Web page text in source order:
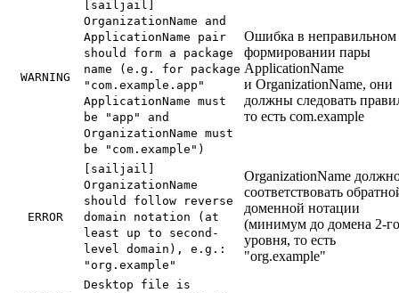
WARNING
[sailjail]
OrganizationName and
ApplicationName pair
should form a package
name (e.g. for package
"com.example.app"
ApplicationName must
be "app" and
OrganizationName must
be "com.example")
Ошибка в неправильном
формировании пары
ApplicationName
и OrganizationName, они
должны следовать
то есть com.example
ERROR
[sailjail]
OrganizationName
should follow reverse
domain notation (at
least up to second-
level domain), e.g.:
"org.example"
OrganizationName
соответствовать
доменной нотации
(минимум до домена 2-го
уровня, то есть
"org.example"
Desktop file is